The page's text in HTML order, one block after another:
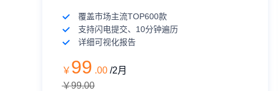
覆盖市场主流TOP600款
支持闪电提交、10分钟遍历
详细可视化报告
￥ 99 .00 /2月
￥99.00